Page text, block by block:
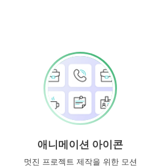
애니메이션 아이콘
멋진 프로젝트 제작을 위한 모션